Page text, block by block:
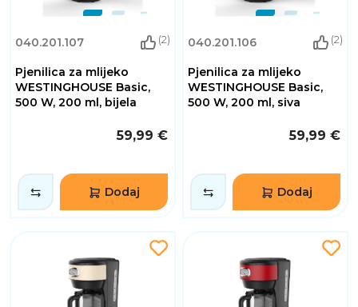
040.201.107 (2)
Pjenilica za mlijeko
WESTINGHOUSE Basic,
500 W, 200 ml, bijela
59,99 €
Dodaj
040.201.106 (2)
Pjenilica za mlijeko
WESTINGHOUSE Basic,
500 W, 200 ml, siva
59,99 €
Dodaj